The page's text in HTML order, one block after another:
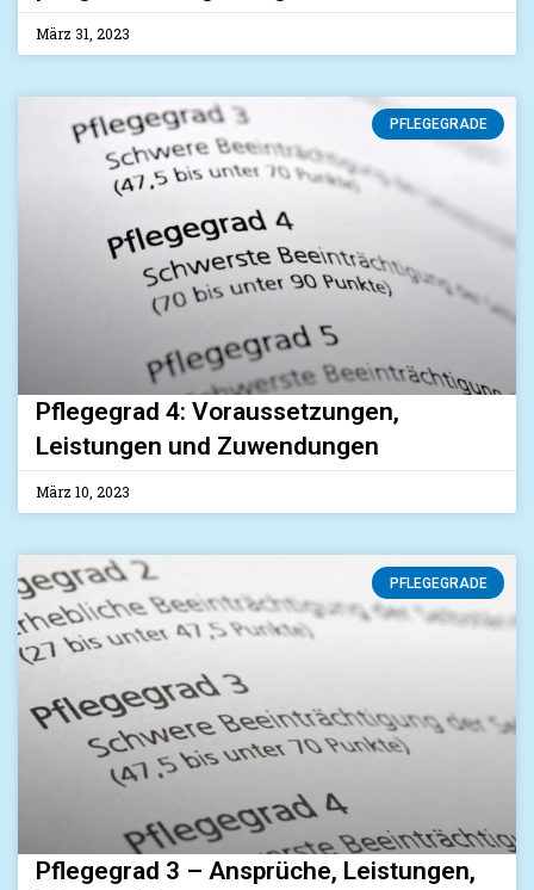
März 31, 2023
PFLEGEGRADE
Pflegegrad 4: Voraussetzungen,
Leistungen und Zuwendungen
März 10, 2023
PFLEGEGRADE
Pflegegrad 3 – Ansprüche, Leistungen,